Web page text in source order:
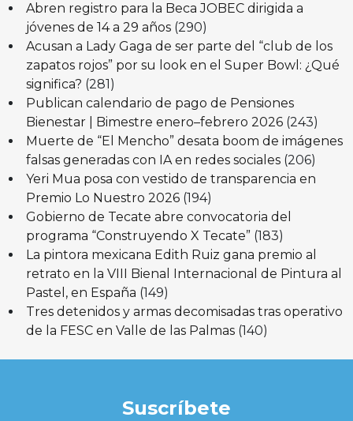
Abren registro para la Beca JOBEC dirigida a
jóvenes de 14 a 29 años (290)
Acusan a Lady Gaga de ser parte del “club de los
zapatos rojos” por su look en el Super Bowl: ¿Qué
significa? (281)
Publican calendario de pago de Pensiones
Bienestar | Bimestre enero–febrero 2026 (243)
Muerte de “El Mencho” desata boom de imágenes
falsas generadas con IA en redes sociales (206)
Yeri Mua posa con vestido de transparencia en
Premio Lo Nuestro 2026 (194)
Gobierno de Tecate abre convocatoria del
programa “Construyendo X Tecate” (183)
La pintora mexicana Edith Ruiz gana premio al
retrato en la VIII Bienal Internacional de Pintura al
Pastel, en España (149)
Tres detenidos y armas decomisadas tras operativo
de la FESC en Valle de las Palmas (140)
Suscríbete